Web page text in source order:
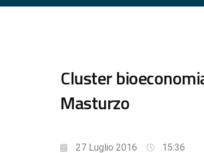
Cluster
Masturzo
27 Luglio 2016 15:36